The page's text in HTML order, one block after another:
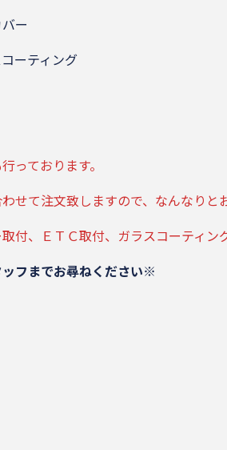
ー
ーティング
っております。
せて注文致しますので、なんなりと
付、ＥＴＣ取付、ガラスコーティン
フまでお尋ねください※